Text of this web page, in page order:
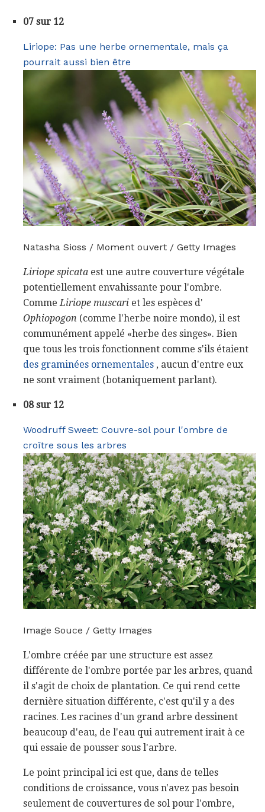
07 sur 12
Liriope: Pas une herbe ornementale, mais ça
pourrait aussi bien être
Natasha Sioss / Moment ouvert / Getty Images
Liriope spicata est une autre couverture végétale
potentiellement envahissante pour l'ombre.
CommeLiriope muscari et les espèces d'
Ophiopogon (comme l'herbe noire mondo), il est
communément appelé «herbe des singes». Bien
que tous les trois fonctionnent comme s'ils étaient
des graminées ornementales , aucun d'entre eux
ne sont vraiment (botaniquement parlant).
08 sur 12
Woodruff Sweet: Couvre-sol pour l'ombre de
croître sous les arbres
Image Souce / Getty Images
L'ombre créée par une structure est assez
différente de l'ombre portée par les arbres, quand
il s'agit de choix de plantation. Ce qui rend cette
dernière situation différente, c'est qu'il y a des
racines. Les racines d'un grand arbre dessinent
beaucoup d'eau, de l'eau qui autrement irait à ce
qui essaie de pousser sous l'arbre.
Le point principal ici est que, dans de telles
conditions de croissance, vous n'avez pas besoin
seulement de couvertures de sol pour l'ombre,